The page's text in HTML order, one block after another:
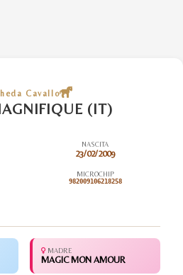
Cavallo
(IT)
NASCITA
23/02/2009
MICROCHIP
982009106218258
MADRE
MAGIC MON AMOUR